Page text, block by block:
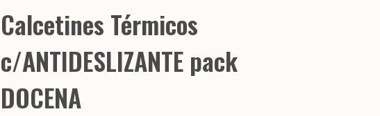
Calcetines Térmicos
c/ANTIDESLIZANTE pack
DOCENA